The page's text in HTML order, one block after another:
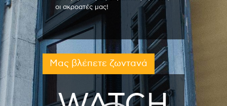
οι ακροατές μας!
Μας βλέπετε ζωντανά